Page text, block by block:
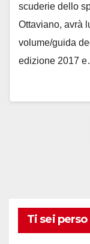
scuderie dello
Ottaviano, avrà
volume/guida
edizione 2017
Ti sei perso